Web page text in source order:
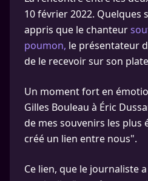
10 février 2022. Quelques
appris que le chanteur
poumon, le présentateur
de le recevoir sur son
Un moment fort en
Gilles Bouleau à Éric
de mes souvenirs les plus
créé un lien entre nous".
Ce lien, que le journaliste